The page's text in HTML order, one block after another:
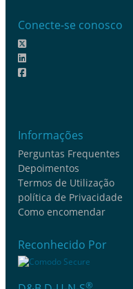
Conecte-se conosco
Informações
Perguntas Frequentes
Depoimentos
Termos de Utilização
política de Privacidade
Como encomendar
Reconhecido Por
®